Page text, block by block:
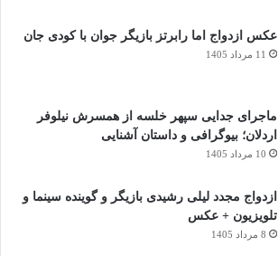
عکس ازدواج اما رابرتز بازیگر جوان با کودی جان
11 مرداد 1405
ماجرای جدایی سپهر خلسه از همسرش نیلوفر
اردلان؛ بیوگرافی و داستان آشنایی
10 مرداد 1405
ازدواج مجدد لیلی رشیدی بازیگر و گوینده سینما و
تلویزیون + عکس
8 مرداد 1405